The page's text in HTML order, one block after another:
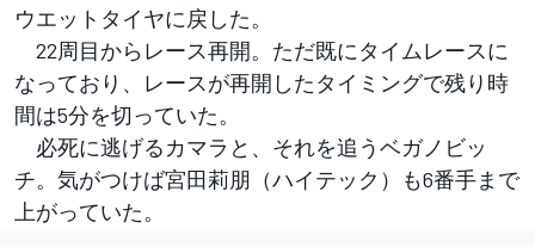
ウエットタイヤに戻した。
22周目からレース再開。ただ既にタイムレースに
なっており、レースが再開したタイミングで残り時
間は5分を切っていた。
必死に逃げるカマラと、それを追うベガノビッ
チ。気がつけば宮田莉朋（ハイテック）も6番手まで
上がっていた。